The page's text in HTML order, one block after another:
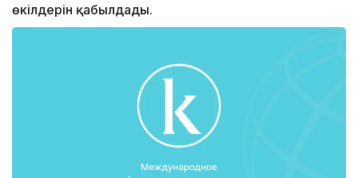
өкілдерін қабылдады.